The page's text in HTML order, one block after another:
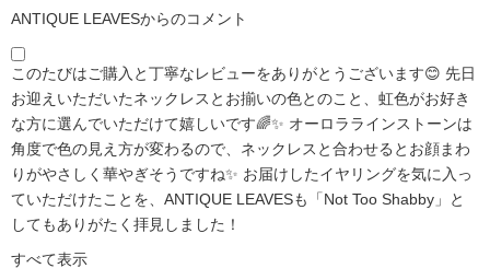
ANTIQUE LEAVESからのコメント
このたびはご購入と丁寧なレビューをありがとうございます😊 先日
お迎えいただいたネックレスとお揃いの色とのこと、虹色がお好き
な方に選んでいただけて嬉しいです🌈✨ オーロララインストーンは
角度で色の見え方が変わるので、ネックレスと合わせるとお顔まわ
りがやさしく華やぎそうですね✨ お届けしたイヤリングを気に入っ
ていただけたことを、ANTIQUE LEAVESも「Not Too Shabby」と
してもありがたく拝見しました！
すべて表示